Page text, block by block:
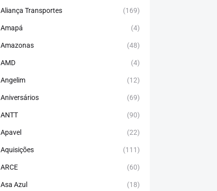
Aliança Transportes (169)
Amapá (4)
Amazonas (48)
AMD (4)
Angelim (12)
Aniversários (69)
ANTT (90)
Apavel (22)
Aquisições (111)
ARCE (60)
Asa Azul (18)